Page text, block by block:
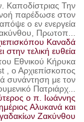
Καποδίστριας Την
παρέδωσε στον
ο εν ενεργεία
Πρωτοπ...
Καναδά
στην τελική ευθεία
Εθνικού Κήρυκα
, ο Αρχιεπίσκοπος
συνάντηση με τον
Πατριάρχ...
ο π. Ιωάννης
Αλυκανά και
Ζακύνθου